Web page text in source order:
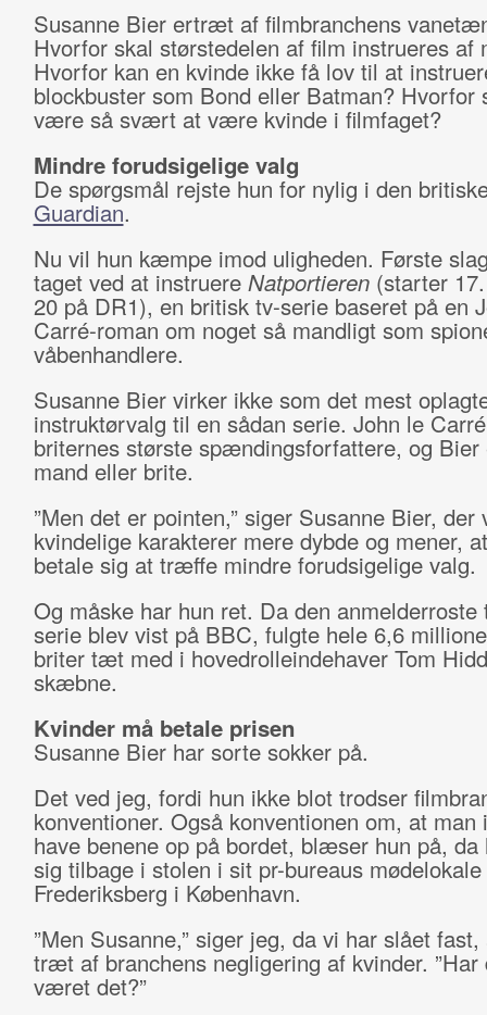
Susanne Bier ertræt af filmbranchens
Hvorfor skal størstedelen af film instrueres af
Hvorfor kan en kvinde ikke få lov til at
blockbuster som Bond eller Batman? Hvorfor
være så svært at være kvinde i filmfaget?
Mindre forudsigelige valg
De spørgsmål rejste hun for nylig i den
Guardian.
Nu vil hun kæmpe imod uligheden. Første
taget ved at instruere Natportieren(starter
20 på DR1), en britisk tv-serie baseret på en
Carré-roman om noget så mandligt som
våbenhandlere.
Susanne Bier virker ikke som det mest
instruktørvalg til en sådan serie. John le
briternes største spændingsforfattere, og Bier
mand eller brite.
”Men det er pointen,” siger Susanne Bier, der
kvindelige karakterer mere dybde og mener,
betale sig at træffe mindre forudsigelige valg.
Og måske har hun ret. Da den anmelderroste
serie blev vist på BBC, fulgte hele 6,6
briter tæt med i hovedrolleindehaver Tom
skæbne.
Kvinder må betale prisen
Susanne Bier har sorte sokker på.
Det ved jeg, fordi hun ikke blot trodser
konventioner. Også konventionen om, at man
have benene op på bordet, blæser hun på,
sig tilbage i stolen i sit pr-bureaus mødelokale
Frederiksberg i København.
”Men Susanne,” siger jeg, da vi har slået
træt af branchens negligering af kvinder. ”Har
været det?”